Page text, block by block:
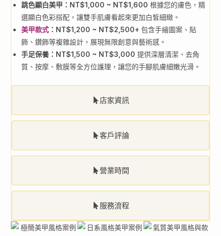
店家資訊
客戶評論
營業時間
服務流程
跳色顯白美甲：NT$1,000 ~ NT$1,600 根據您的膚色，精
選顯白色彩搭配，讓雙手肌膚看起來更加白皙細緻。
美甲款式 ：NT$1,200 ~ NT$2,500+ 包含手繪圖案、貼
飾、鑽飾等複雜設計，展現無限創意與藝術感。
手足保養：NT$1,500 ~ NT$3,000 提供深層清潔、去角
質、按摩、敷膜等全方位護理，讓您的手腳肌膚細嫩光滑。